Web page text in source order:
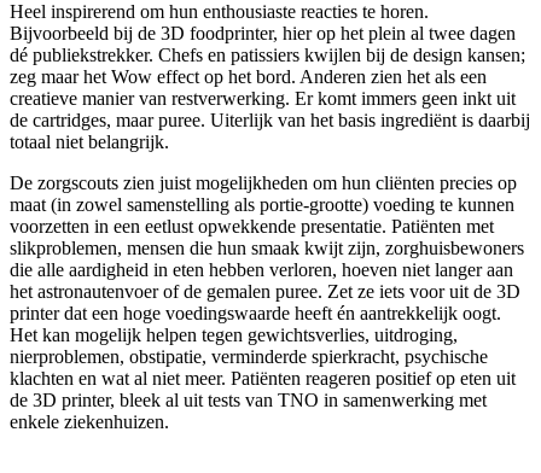
Heel inspirerend om hun enthousiaste reacties te horen.
Bijvoorbeeld bij de 3D foodprinter, hier op het plein al twee dagen
dé publiekstrekker. Chefs en patissiers kwijlen bij de design kansen;
zeg maar het Wow effect op het bord. Anderen zien het als een
creatieve manier van restverwerking. Er komt immers geen inkt uit
de cartridges, maar puree. Uiterlijk van het basis ingrediënt is daarbij
totaal niet belangrijk.
De zorgscouts zien juist mogelijkheden om hun cliënten precies op
maat (in zowel samenstelling als portie-grootte) voeding te kunnen
voorzetten in een eetlust opwekkende presentatie. Patiënten met
slikproblemen, mensen die hun smaak kwijt zijn, zorghuisbewoners
die alle aardigheid in eten hebben verloren, hoeven niet langer aan
het astronautenvoer of de gemalen puree. Zet ze iets voor uit de 3D
printer dat een hoge voedingswaarde heeft én aantrekkelijk oogt.
Het kan mogelijk helpen tegen gewichtsverlies, uitdroging,
nierproblemen, obstipatie, verminderde spierkracht, psychische
klachten en wat al niet meer. Patiënten reageren positief op eten uit
de 3D printer, bleek al uit tests van TNO in samenwerking met
enkele ziekenhuizen.